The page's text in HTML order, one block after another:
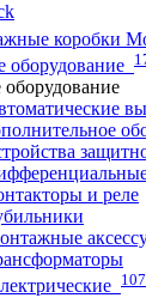
оборудование
и реле
107